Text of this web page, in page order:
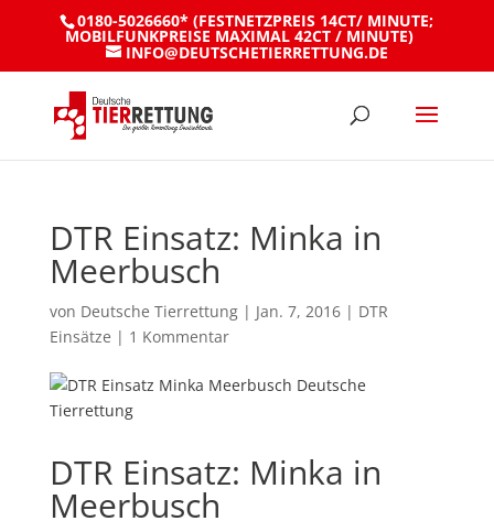
0180-5026660* (FESTNETZPREIS 14CT/ MINUTE;
MOBILFUNKPREISE MAXIMAL 42CT / MINUTE)
INFO@DEUTSCHETIERRETTUNG.DE
DTR Einsatz: Minka in
Meerbusch
von Deutsche Tierrettung| Jan. 7, 2016| DTR
Einsätze | 1 Kommentar
DTR Einsatz: Minka in
Meerbusch